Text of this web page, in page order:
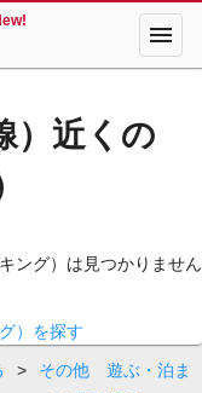
menu
）近くの
ング）は見つかりません
）を探す
>
その他 遊ぶ・泊ま